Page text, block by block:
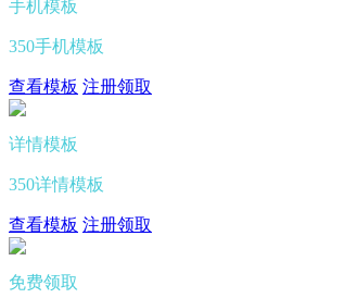
手机模板
350手机模板
查看模板 注册领取
详情模板
350详情模板
查看模板 注册领取
免费领取